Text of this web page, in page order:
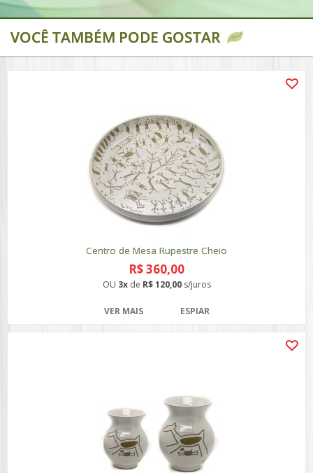
VOCÊ TAMBÉM PODE GOSTAR
Centro de Mesa Rupestre Cheio
R$ 360,00
OU 3xde R$ 120,00s/juros
VER MAIS ESPIAR